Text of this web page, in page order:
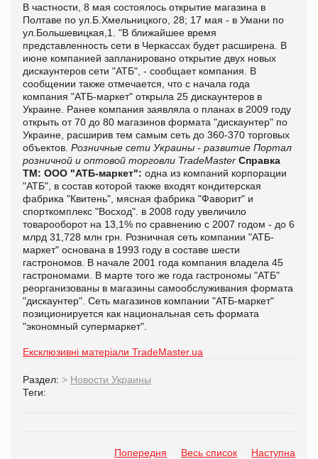
В частности, 8 мая состоялось открытие магазина в
Полтаве по ул.Б.Хмельницкого, 28; 17 мая - в Умани по
ул.Большевицкая,1. "В ближайшее время
представленность сети в Черкассах будет расширена. В
июне компанией запланировано открытие двух новых
дискаунтеров сети "АТБ", - сообщает компания. В
сообщении также отмечается, что с начала года
компания "АТБ-маркет" открыла 25 дискаунтеров в
Украине. Ранее компания заявляла о планах в 2009 году
открыть от 70 до 80 магазинов формата "дискаунтер" по
Украине, расширив тем самым сеть до 360-370 торговых
объектов. Розничные сети Украины - развитие Портал
розничной и оптовой торговли TradeMaster Справка
ТМ: ООО "АТБ-маркет": одна из компаний корпорации
"АТБ", в состав которой также входят кондитерская
фабрика "Квитень", мясная фабрика "Фаворит" и
спорткомплекс "Восход". в 2008 году увеличило
товарооборот на 13,1% по сравнению с 2007 годом - до 6
млрд 31,728 млн грн. Розничная сеть компании "АТБ-
маркет" основана в 1993 году в составе шести
гастрономов. В начале 2001 года компания владела 45
гастрономами. В марте того же года гастрономы "АТБ"
реорганизованы в магазины самообслуживания формата
"дискаунтер". Сеть магазинов компании "АТБ-маркет"
позиционируется как национальная сеть формата
"экономный супермаркет".
Ексклюзивні матеріали TradeMaster.ua
Раздел: > Новости Украины
Теги:
Попередня Весь список Наступна